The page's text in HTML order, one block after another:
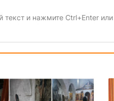
и нажмите Ctrl+Enter или